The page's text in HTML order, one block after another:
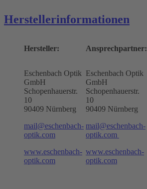
Herstellerinformationen
Hersteller:
Eschenbach Optik
GmbH
Schopenhauerstr.
10
90409 Nürnberg
mail@eschenbach-
optik.com
www.eschenbach-
optik.com
Ansprechpartner:
Eschenbach Optik
GmbH
Schopenhauerstr.
10
90409 Nürnberg
mail@eschenbach-
optik.com
www.eschenbach-
optik.com